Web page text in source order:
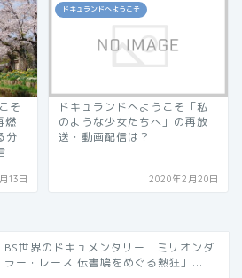
そ
燃
分
13日
ドキュランドへようこそ
ドキュランドへようこそ「私
のような少女たちへ」の再放
送・動画配信は？
2020年2月20日
BS世界のドキュメンタリー「ミリオンダ
ラー・レース 伝書鳩をめぐる熱狂」...